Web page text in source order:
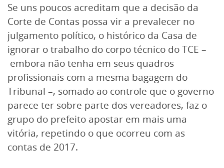
Se uns poucos acreditam que a decisão da
Corte de Contas possa vir a prevalecer no
julgamento político, o histórico da Casa de
ignorar o trabalho do corpo técnico do TCE –
embora não tenha em seus quadros
profissionais com a mesma bagagem do
Tribunal –, somado ao controle que o governo
parece ter sobre parte dos vereadores, faz o
grupo do prefeito apostar em mais uma
vitória, repetindo o que ocorreu com as
contas de 2017.